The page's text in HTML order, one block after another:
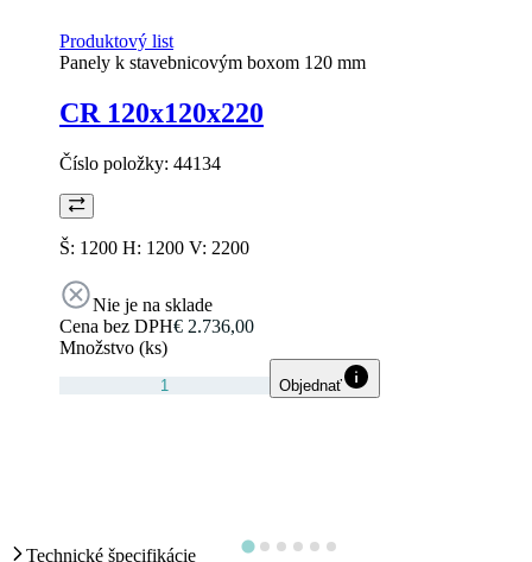
Produktový list
Panely k stavebnicovým boxom 120 mm
CR 120x120x220
Číslo položky: 44134
Š: 1200 H: 1200 V: 2200
Nie je na sklade
Cena bez DPH€ 2.736,00
Množstvo (ks)
Objednať
Technické špecifikácie